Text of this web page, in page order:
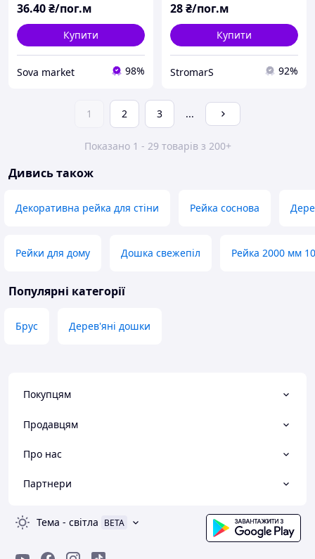
36.40₴/пог.м
Купити
Sova market 98%
28₴/пог.м
Купити
StromarS 92%
1 2 3 ...
Показано 1 - 29 товарів з 200+
Дивись також
Декоративна рейка для стіни Рейка соснова
Рейки для дому Дошка свежепіл Рейка 2000 мм
Популярні категорії
Брус Дерев'яні дошки
Покупцям
Продавцям
Про нас
Партнери
Тема - світла BETA